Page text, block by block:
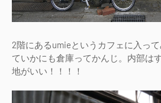
2階にあるumieというカフェに入っ
ていかにも倉庫ってかんじ。内部は
地がいい！！！！